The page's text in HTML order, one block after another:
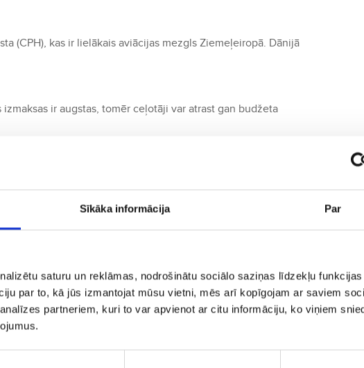
Sīkāka informācija Par
saturu un reklāmas, nodrošinātu sociālo saziņas līdzekļu funkcijas
par to, kā jūs izmantojat mūsu vietni, mēs arī kopīgojam ar saviem
partneriem, kuri to var apvienot ar citu informāciju, ko viņiem
(CPH), kas ir lielākais aviācijas mezgls Ziemeļeiropā. Dānijā
ir augstas, tomēr ceļotāji var atrast gan budžeta
dzīvesveidam. Viņu slavenā **hygge** filozofija nozīmē
sveču gaismā un mājīgu atmosfēru.
45 minūtes.
savukārt SAS un Norwegian piedāvā lidojumus ar